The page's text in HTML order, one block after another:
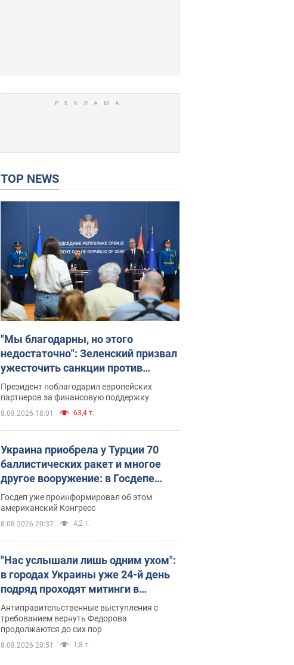
TOP NEWS
"Мы благодарны, но этого
недостаточно": Зеленский призвал
ужесточить санкции против
России
Президент поблагодарил европейских
партнеров за финансовую поддержку
8.08.2026 18:01 63,4 т.
Украина приобрела у Турции 70
баллистических ракет и многое
другое вооружение: в Госдепе
США обнародовали список
Госдеп уже проинформировал об этом
американский Конгресс
8.08.2026 20:37 4,2 т.
"Нас услышали лишь одним ухом":
в городах Украины уже 24-й день
подряд проходят митинги в
поддержку Федорова. Фото и
видео
Антиправительственные выступления с
требованием вернуть Федорова
продолжаются до сих пор
8.08.2026 20:51 1,8 т.